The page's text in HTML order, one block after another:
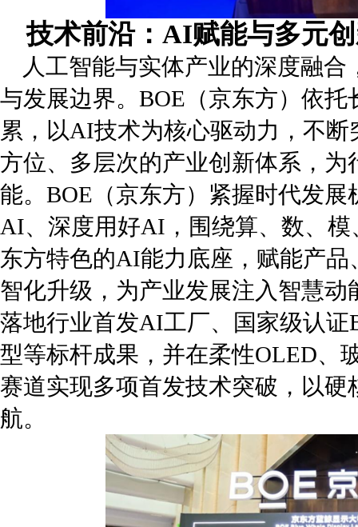
技术前沿：AI赋能与多元
人工智能与实体产业的深度融
与发展边界。BOE（京东方）依
累，以AI技术为核心驱动力，不
方位、多层次的产业创新体系，
能。BOE（京东方）紧握时代发
AI、深度用好AI，围绕算、数、
东方特色的AI能力底座，赋能产
智化升级，为产业发展注入智慧
落地行业首发AI工厂、国家级认
型等标杆成果，并在柔性OLED、
赛道实现多项首发技术突破，以
航。